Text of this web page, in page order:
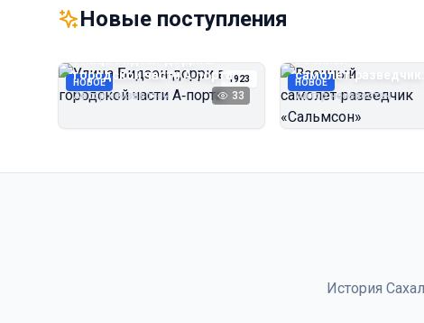
Новые поступления
НОВОЕ 1923
Улица Бидзэн‑дорри в
городской части А‑порта
Автор неизвестен 33
НОВОЕ
Военный
самолёт‑разведчик
«Сальмсон»
Автор неизвестен
История